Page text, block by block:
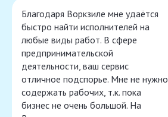
Благодаря Воркзиле мне удаётся
быстро найти исполнителей на
любые виды работ. В сфере
предпринимательской
деятельности, ваш сервис
отличное подспорье. Мне не нужно
содержать рабочих, т.к. пока
бизнес не очень большой. На